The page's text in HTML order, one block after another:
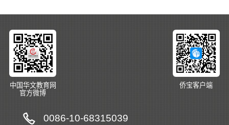
中国华文教育网
官方微博
侨宝客户端
0086-10-68315039